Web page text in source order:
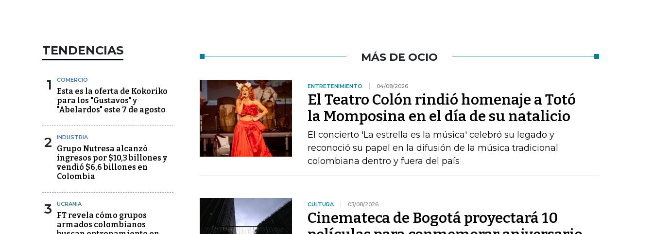
TENDENCIAS
1 COMERCIO
Esta es la oferta de Kokoriko
para los "Gustavos" y
"Abelardos" este 7 de agosto
2 INDUSTRIA
Grupo Nutresa alcanzó
ingresos por $10,3 billones y
vendió $6,6 billones en
Colombia
3 UCRANIA
FT revela cómo grupos
armados colombianos
MÁS DE OCIO
ENTRETENIMIENTO 04/08/2026
El Teatro Colón rindió homenaje a Totó
la Momposina en el día de su natalicio
El concierto 'La estrella es la música' celebró su legado y
reconoció su papel en la difusión de la música tradicional
colombiana dentro y fuera del país
CULTURA 03/08/2026
Cinemateca de Bogotá proyectará 10